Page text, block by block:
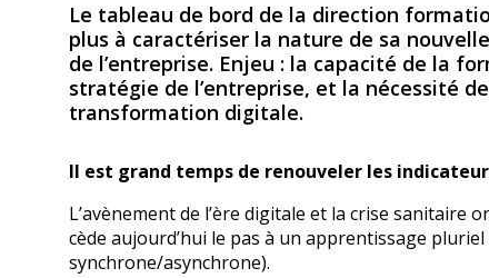
Le tableau de bord de la direction
plus à caractériser la nature de sa
de l’entreprise. Enjeu : la capacité de la
stratégie de l’entreprise, et la nécessité
transformation digitale.
Il est grand temps de renouveler les
L’avènement de l’ère digitale et la crise
cède aujourd’hui le pas à un apprentissage
synchrone/asynchrone).